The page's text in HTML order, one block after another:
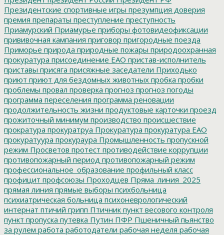
Президентские спортивные игры презумпция доверия
премия препараты преступление преступность
Приамурский Приамурье приборы фотовидеофиксации
прививочная кампания приговор пригородные поезда
Приморье природа природные пожары природоохранная
прокуратура присоединение ЕАО пристав-исполнитель
приставы присяга присяжные заседатели Приходько
приют приют для бездомных животных пробка пробки
проблемы провал проверка прогноз прогноз погоды
программа переселения программа реновации
продолжительность жизни продуктовые карточки проезд
прожиточный минимум производство происшествие
прократура прокуратруа Прокуратура прокуратура ЕАО
прокуратуура прокураура Промышленность пропускной
режим Просветов протест противодействие коррупции
противопожарный период противопожарный режим
профессиональное_образование профильный класс
профицит профсоюзы Проходцев Пряма_линия_2025
прямая линия прямые выборы психбольница
психиатрическая больница психоневрологический
интернат птичий грипп Птичник пункт весового контроля
пункт пропуска путевка Путин ПФР Пшеничный пьянство
за рулем работа работодатели рабочая неделя рабочая